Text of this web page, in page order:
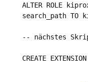
ALTER ROLE
search_path
-- nächstes
CREATE